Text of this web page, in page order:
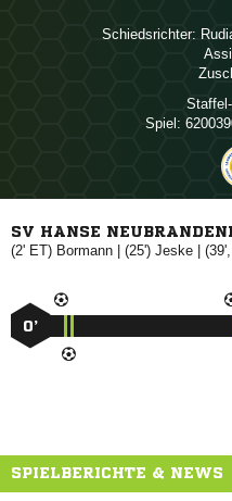
Schiedsrichter:
Spiel:
SV HANSE
(2' ET)  | (25')  |
0’
SPIELBERICHTE & NEWS